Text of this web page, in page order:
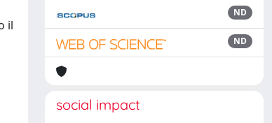
il
ND
ND
social impact